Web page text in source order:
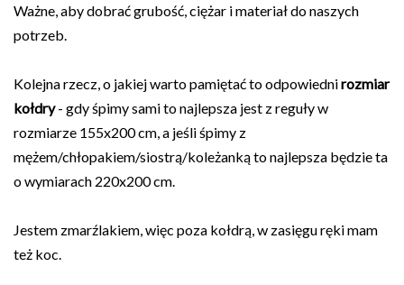
Ważne, aby dobrać grubość, ciężar i materiał do naszych
potrzeb.
Kolejna rzecz, o jakiej warto pamiętać to odpowiednirozmiar
kołdry- gdy śpimy sami to najlepsza jest z reguły w
rozmiarze 155x200 cm, a jeśli śpimy z
mężem/chłopakiem/siostrą/koleżanką to najlepsza będzie ta
o wymiarach 220x200 cm.
Jestem zmarźlakiem, więc poza kołdrą, w zasięgu ręki mam
też koc.